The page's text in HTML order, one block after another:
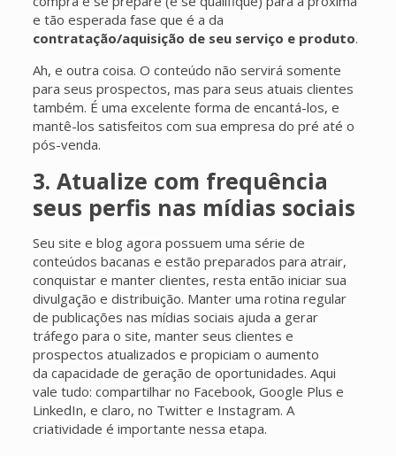
e tão esperada fase que é a da
contratação/aquisição de seu serviço e produto.
Ah, e outra coisa. O conteúdo não servirá somente
para seus prospectos, mas para seus atuais clientes
também. É uma excelente forma de encantá-los, e
mantê-los satisfeitos com sua empresa do pré até o
pós-venda.
3. Atualize com frequência
seus perfis nas mídias sociais
Seu site e blog agora possuem uma série de
conteúdos bacanas e estão preparados para atrair,
conquistar e manter clientes, resta então iniciar sua
divulgação e distribuição. Manter uma rotina regular
de publicações nas mídias sociais ajuda a gerar
tráfego para o site, manter seus clientes e
prospectos atualizados e propiciam o aumento
da capacidade de geração de oportunidades. Aqui
vale tudo: compartilhar no Facebook, Google Plus e
LinkedIn, e claro, no Twitter e Instagram. A
criatividade é importante nessa etapa.